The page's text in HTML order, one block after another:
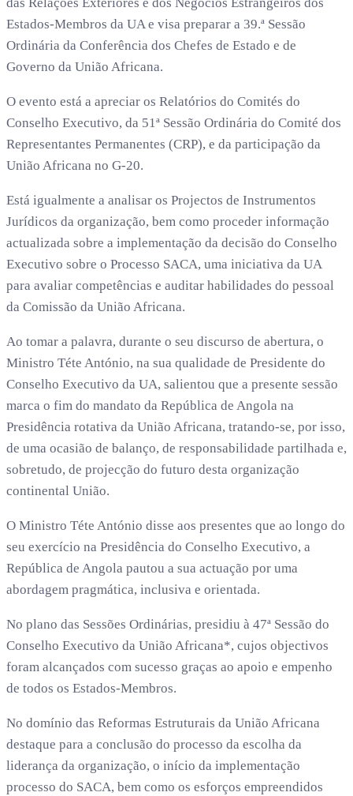
Estados-Membros da UA e visa preparar a 39.ª Sessão
Ordinária da Conferência dos Chefes de Estado e de
Governo da União Africana.
O evento está a apreciar os Relatórios do Comités do
Conselho Executivo, da 51ª Sessão Ordinária do Comité dos
Representantes Permanentes (CRP), e da participação da
União Africana no G-20.
Está igualmente a analisar os Projectos de Instrumentos
Jurídicos da organização, bem como proceder informação
actualizada sobre a implementação da decisão do Conselho
Executivo sobre o Processo SACA, uma iniciativa da UA
para avaliar competências e auditar habilidades do pessoal
da Comissão da União Africana.
Ao tomar a palavra, durante o seu discurso de abertura, o
Ministro Téte António, na sua qualidade de Presidente do
Conselho Executivo da UA, salientou que a presente sessão
marca o fim do mandato da República de Angola na
Presidência rotativa da União Africana, tratando-se, por isso,
de uma ocasião de balanço, de responsabilidade partilhada e,
sobretudo, de projecção do futuro desta organização
continental União.
O Ministro Téte António disse aos presentes que ao longo do
seu exercício na Presidência do Conselho Executivo, a
República de Angola pautou a sua actuação por uma
abordagem pragmática, inclusiva e orientada.
No plano das Sessões Ordinárias, presidiu à 47ª Sessão do
Conselho Executivo da União Africana*, cujos objectivos
foram alcançados com sucesso graças ao apoio e empenho
de todos os Estados-Membros.
No domínio das Reformas Estruturais da União Africana
destaque para a conclusão do processo da escolha da
liderança da organização, o início da implementação
processo do SACA, bem como os esforços empreendidos